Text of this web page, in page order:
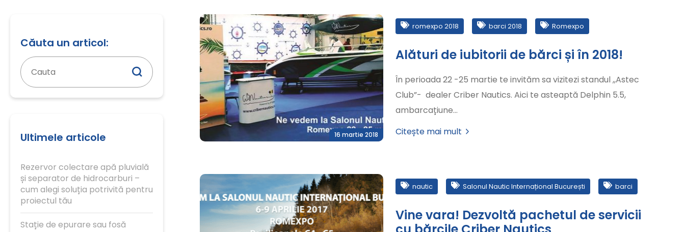
Căuta un articol:
Caută
după:
Ultimele articole
Rezervor colectare apă pluvială
și separator de hidrocarburi –
cum alegi soluția potrivită pentru
proiectul tău
Stație de epurare sau fosă
16 martie 2018
romexpo 2018 barci 2018 Romexpo
Alături de iubitorii de bărci și în 2018!
În perioada 22 -25 martie te invităm sa vizitezi standul ,,Astec
Club”- dealer Criber Nautics. Aici te asteaptă Delphin 5.5,
ambarcațiune…
Citește mai mult
nautic Salonul Nautic Internațional București barci
Vine vara! Dezvoltă pachetul de servicii